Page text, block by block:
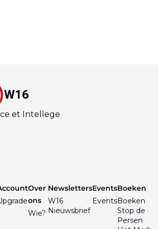
W16
et Intellege
Over
ons
Wie?
Newsletters
W16
Nieuwsbrief
Events
Events
Boeken
Boeken
Stop de
Persen